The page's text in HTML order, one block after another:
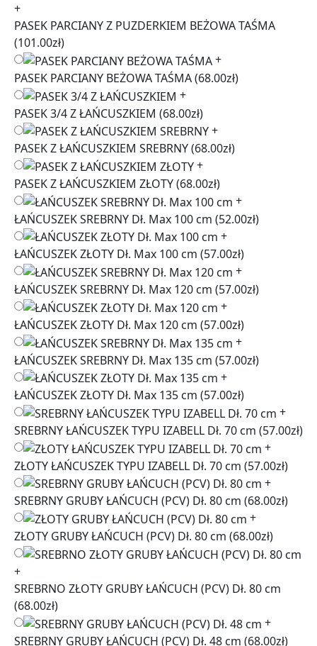
+
PASEK PARCIANY Z PUZDERKIEM BEŻOWA TAŚMA
(101.00zł)
+
PASEK PARCIANY BEŻOWA TAŚMA(68.00zł)
+
PASEK 3/4 Z ŁAŃCUSZKIEM (68.00zł)
+
PASEK Z ŁAŃCUSZKIEM SREBRNY(68.00zł)
+
PASEK Z ŁAŃCUSZKIEM ZŁOTY(68.00zł)
+
ŁAŃCUSZEK SREBRNY Dł. Max 100 cm (52.00zł)
+
ŁAŃCUSZEK ZŁOTY Dł. Max 100 cm (57.00zł)
+
ŁAŃCUSZEK SREBRNY Dł. Max 120 cm (57.00zł)
+
ŁAŃCUSZEK ZŁOTY Dł. Max 120 cm (57.00zł)
+
ŁAŃCUSZEK SREBRNY Dł. Max 135 cm (57.00zł)
+
ŁAŃCUSZEK ZŁOTY Dł. Max 135 cm (57.00zł)
+
SREBRNY ŁAŃCUSZEK TYPU IZABELL Dł. 70 cm (57.00zł)
+
ZŁOTY ŁAŃCUSZEK TYPU IZABELL Dł. 70 cm (57.00zł)
+
SREBRNY GRUBY ŁAŃCUCH (PCV) Dł. 80 cm (68.00zł)
+
ZŁOTY GRUBY ŁAŃCUCH (PCV) Dł. 80 cm (68.00zł)
+
SREBRNO ZŁOTY GRUBY ŁAŃCUCH (PCV) Dł. 80 cm
(68.00zł)
+
SREBRNY GRUBY ŁAŃCUCH (PCV) Dł. 48 cm (68.00zł)